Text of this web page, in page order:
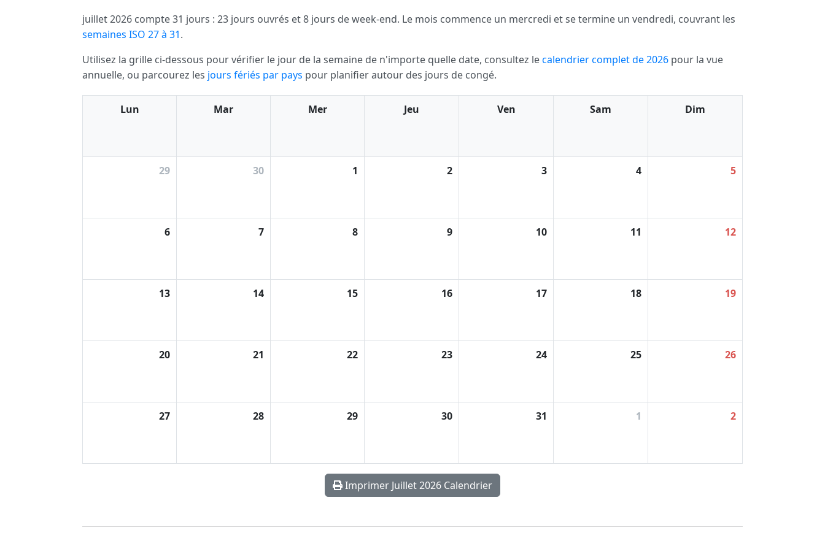
juillet 2026 compte 31 jours : 23 jours ouvrés et 8 jours de week-end. Le mois commence un mercredi et se termine un vendredi, couvrant les
semaines ISO 27 à 31.
Utilisez la grille ci-dessous pour vérifier le jour de la semaine de n'importe quelle date, consultez lecalendrier complet de 2026 pour la vue
annuelle, ou parcourez les jours fériés par pays pour planifier autour des jours de congé.
Lun Mar Mer Jeu Ven Sam Dim
29 30 1 2 3 4 5
6 7 8 9 10 11 12
13 14 15 16 17 18 19
20 21 22 23 24 25 26
27 28 29 30 31 1 2
Imprimer Juillet 2026 Calendrier